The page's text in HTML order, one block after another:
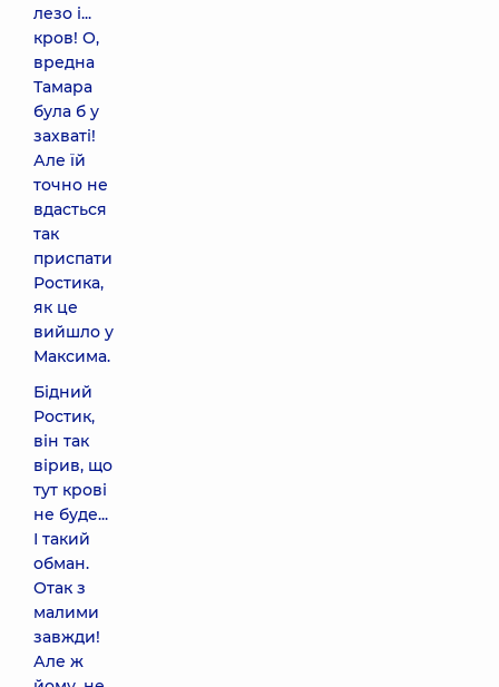
лезо і...
кров! О,
вредна
Тамара
була б у
захваті!
Але їй
точно не
вдасться
так
приспати
Ростика,
як це
вийшло у
Максима.
Бідний
Ростик,
він так
вірив, що
тут крові
не буде...
І такий
обман.
Отак з
малими
завжди!
Але ж